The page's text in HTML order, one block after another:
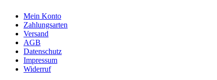
Mein Konto
Zahlungsarten
Versand
AGB
Datenschutz
Impressum
Widerruf